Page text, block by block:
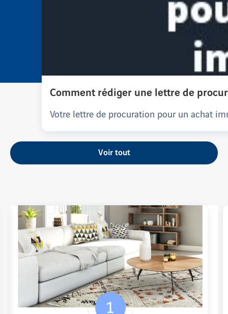
Comment rédiger une lettre de
Votre lettre de procuration pour un achat
Voir tout